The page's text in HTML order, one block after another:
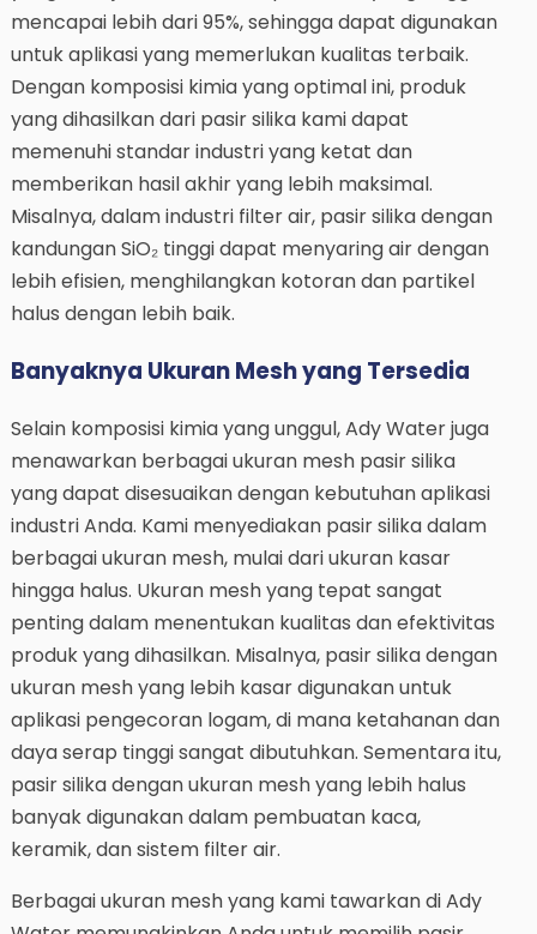
mencapai lebih dari 95%, sehingga dapat digunakan
untuk aplikasi yang memerlukan kualitas terbaik.
Dengan komposisi kimia yang optimal ini, produk
yang dihasilkan dari pasir silika kami dapat
memenuhi standar industri yang ketat dan
memberikan hasil akhir yang lebih maksimal.
Misalnya, dalam industri filter air, pasir silika dengan
kandungan SiO₂ tinggi dapat menyaring air dengan
lebih efisien, menghilangkan kotoran dan partikel
halus dengan lebih baik.
Banyaknya Ukuran Mesh yang Tersedia
Selain komposisi kimia yang unggul, Ady Water juga
menawarkan berbagai ukuran mesh pasir silika
yang dapat disesuaikan dengan kebutuhan aplikasi
industri Anda. Kami menyediakan pasir silika dalam
berbagai ukuran mesh, mulai dari ukuran kasar
hingga halus. Ukuran mesh yang tepat sangat
penting dalam menentukan kualitas dan efektivitas
produk yang dihasilkan. Misalnya, pasir silika dengan
ukuran mesh yang lebih kasar digunakan untuk
aplikasi pengecoran logam, di mana ketahanan dan
daya serap tinggi sangat dibutuhkan. Sementara itu,
pasir silika dengan ukuran mesh yang lebih halus
banyak digunakan dalam pembuatan kaca,
keramik, dan sistem filter air.
Berbagai ukuran mesh yang kami tawarkan di Ady